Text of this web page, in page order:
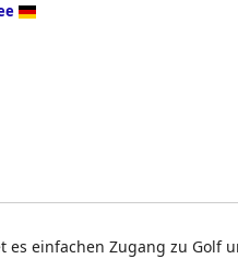
einfachen Zugang zu Golf